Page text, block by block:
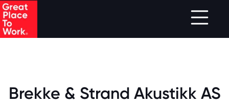
.
Skip to main content
Brekke & Strand Akustikk AS